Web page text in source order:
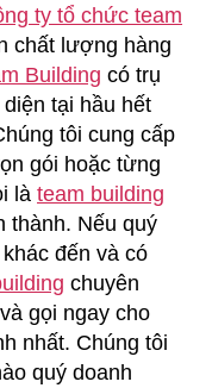
ty tổ chức team
chất lượng hàng
Building có trụ
tại hầu hết
tôi cung cấp
gói hoặc từng
là team building
thành. Nếu quý
đến và có
chuyên
gọi ngay cho
nhất. Chúng tôi
quý doanh